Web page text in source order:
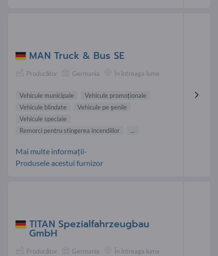
MAN Truck & Bus SE
Producător Germania În întreaga lume
Vehicule municipale
Vehicule promoţionale
Vehicule blindate
Vehicule pe șenile
Vehicule speciale
Remorci pentru stingerea incendiilor
...
Mai multe informații-
Produsele acestui furnizor
TITAN Spezialfahrzeugbau
GmbH
Producător Germania În întreaga lume